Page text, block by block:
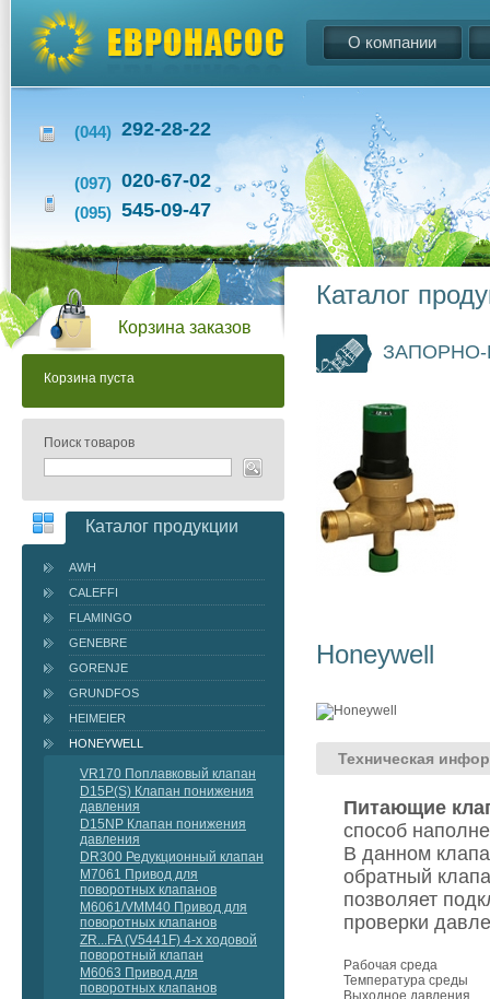
О компании
(044) 292-28-22
(097) 020-67-02
(095) 545-09-47
Корзина заказов
Корзина пуста
Поиск товаров
Каталог продукции
AWH
CALEFFI
FLAMINGO
GENEBRE
GORENJE
GRUNDFOS
HEIMEIER
HONEYWELL
VR170 Поплавковый клапан
D15P(S) Клапан понижения
давления
D15NP Клапан понижения
давления
DR300 Редукционный клапан
M7061 Привод для
поворотных клапанов
M6061/VMM40 Привод для
поворотных клапанов
ZR...FA (V5441F) 4-х ходовой
поворотный клапан
M6063 Привод для
поворотных клапанов
Каталог
Honeywell
Техническая
Питающие
способ
В данном
обратный
позволяет
проверки
Рабочая среда
Температура среды
Выходное давления